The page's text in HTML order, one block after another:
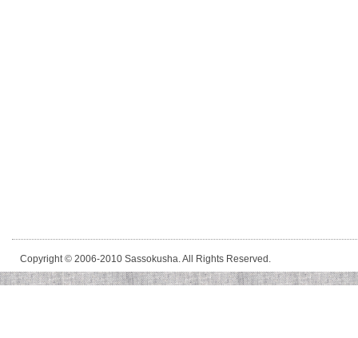
Copyright © 2006-2010 Sassokusha. All Rights Reserved.